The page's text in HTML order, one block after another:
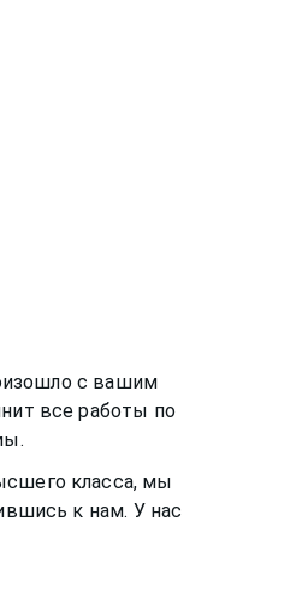
с вашим
все работы по
класса, мы
к нам. У нас